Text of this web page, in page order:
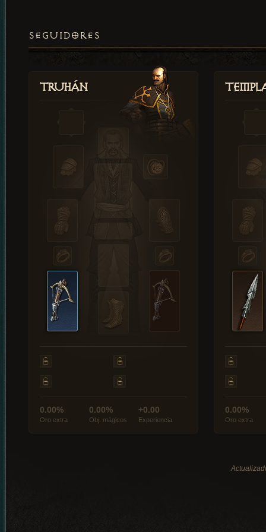
SEGUIDORES
Truhán
0.00%
Oro extra
0.00%
Obj. mágicos
+0.00
Experiencia
0.00%
Oro extra